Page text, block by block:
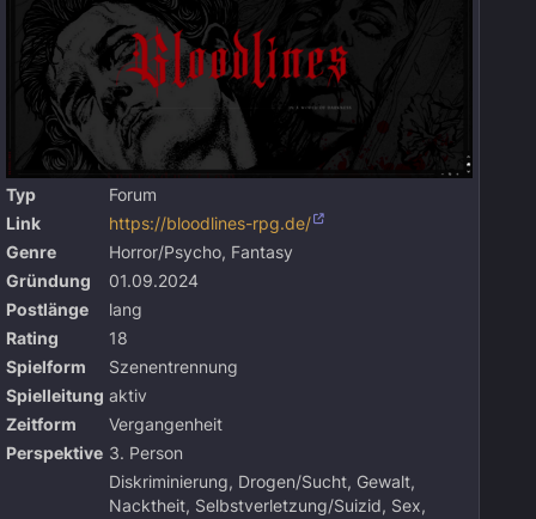
Typ
Forum
Link
https://bloodlines-rpg.de/
Genre
Horror/Psycho, Fantasy
Gründung
01.09.2024
Postlänge
lang
Rating
18
Spielform
Szenentrennung
Spielleitung aktiv
Zeitform
Vergangenheit
Perspektive 3. Person
Diskriminierung, Drogen/Sucht, Gewalt,
Nacktheit, Selbstverletzung/Suizid, Sex,